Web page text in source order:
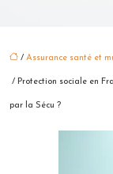
/ Assurance santé et
/ Protection sociale en
par la Sécu ?